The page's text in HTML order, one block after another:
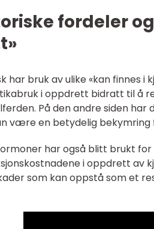
fordeler
har bruk av ulike «kan finnes
i oppdrett bidratt til å
På den andre siden
være en betydelig bekymring
har også blitt brukt
i oppdrett av
som kan oppstå som et